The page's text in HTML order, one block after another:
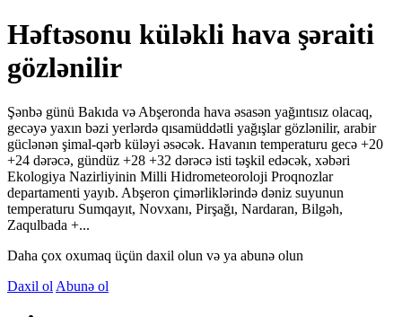
Həftəsonu küləkli hava şəraiti
gözlənilir
Şənbə günü Bakıda və Abşeronda hava əsasən yağıntısız olacaq,
gecəyə yaxın bəzi yerlərdə qısamüddətli yağışlar gözlənilir, arabir
güclənən şimal-qərb küləyi əsəcək. Havanın temperaturu gecə +20
+24 dərəcə, gündüz +28 +32 dərəcə isti təşkil edəcək, xəbəri
Ekologiya Nazirliyinin Milli Hidrometeoroloji Proqnozlar
departamenti yayıb. Abşeron çimərliklərində dəniz suyunun
temperaturu Sumqayıt, Novxanı, Pirşağı, Nardaran, Bilgəh,
Zaqulbada +...
Daha çox oxumaq üçün daxil olun və ya abunə olun
Daxil ol Abunə ol